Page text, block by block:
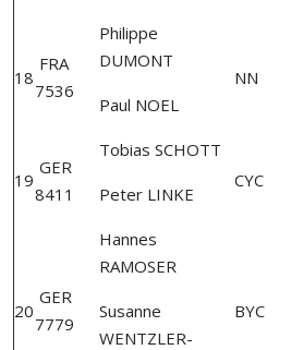
18
FRA
7536
Philippe
DUMONT
NN
Paul NOEL
19
GER
8411
Tobias SCHOTT
CYC
Peter LINKE
20
GER
7779
Hannes
RAMOSER
BYC
Susanne
WENTZLER-